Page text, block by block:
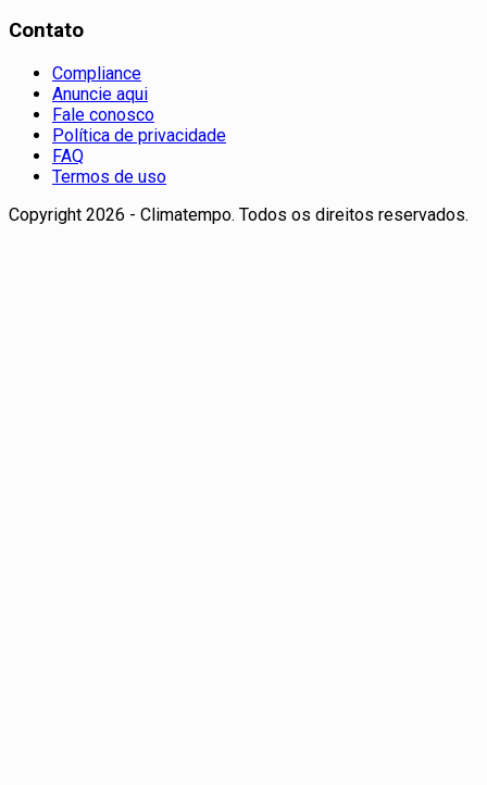
Contato
Compliance
Anuncie aqui
Fale conosco
Política de privacidade
FAQ
Termos de uso
Copyright 2026 - Climatempo. Todos os direitos reservados.